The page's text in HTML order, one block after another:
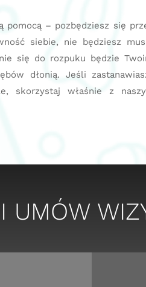
pomocą – pozbędziesz się
siebie, nie będziesz
się do rozpuku będzie
dłonią. Jeśli
skorzystaj właśnie z
UMÓW